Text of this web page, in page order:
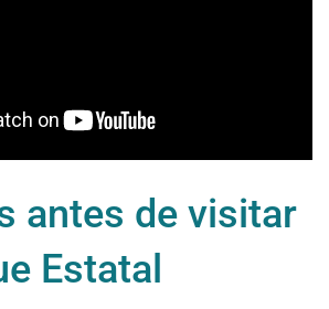
antes de visitar
Estatal